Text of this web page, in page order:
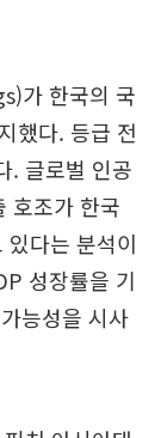
가 한국의 국
했다. 등급 전
. 글로벌 인공
호조가 한국
다는 분석이
성장률을 기
능성을 시사